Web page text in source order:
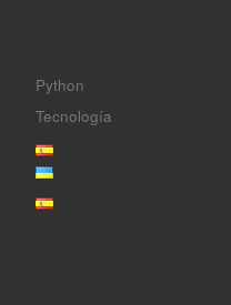
Python
Tecnología